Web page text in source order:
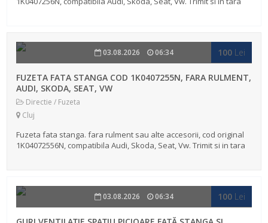
100 Lei
03.08.2026 06:34
FUZETA FATA STANGA COD 1K0407255N, FARA RULMENT,
AUDI, SKODA, SEAT, VW
Directie / Fuzeta
Cluj
Fuzeta fata stanga. fara rulment sau alte accesorii, cod original
1K04072556N, compatibila Audi, Skoda, Seat, Vw. Trimit si in tara
100 Lei
03.08.2026 06:34